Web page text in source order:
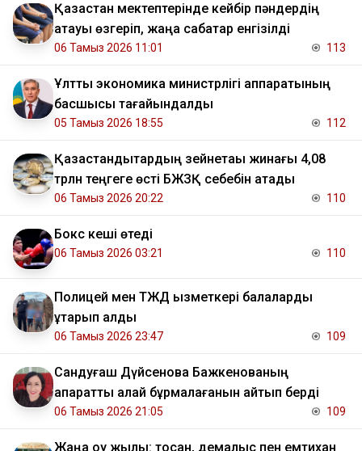
Қазақстан мектептерінде кейбір пәндердің
атауы өзгеріп, жаңа сабақтар енгізілді
06 Тамыз 2026 11:01 113
Ұлттық экономика министрлігі аппаратының
басшысы тағайындалды
05 Тамыз 2026 18:55 112
Қазақстандықтардың зейнетақы жинағы 4,08
трлн теңгеге өсті БЖЗҚ себебін атады
06 Тамыз 2026 20:22 110
Бокс кеші өтеді
06 Тамыз 2026 03:21 110
Полицей мен ТЖД қызметкері балаларды
құтқарып қалды
06 Тамыз 2026 23:47 109
Сандуғаш Дүйсенова Бажкенованың
ақпаратты қалай бұрмалағанын айтып берді
06 Тамыз 2026 21:05 109
Жаңа оқу жылы: тоқсан, демалыс пен емтихан